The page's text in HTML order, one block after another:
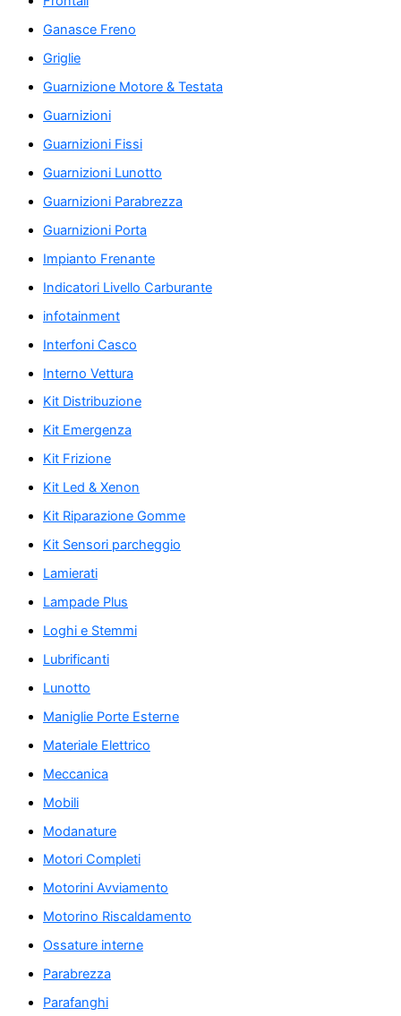
Ganasce Freno
Griglie
Guarnizione Motore & Testata
Guarnizioni
Guarnizioni Fissi
Guarnizioni Lunotto
Guarnizioni Parabrezza
Guarnizioni Porta
Impianto Frenante
Indicatori Livello Carburante
infotainment
Interfoni Casco
Interno Vettura
Kit Distribuzione
Kit Emergenza
Kit Frizione
Kit Led & Xenon
Kit Riparazione Gomme
Kit Sensori parcheggio
Lamierati
Lampade Plus
Loghi e Stemmi
Lubrificanti
Lunotto
Maniglie Porte Esterne
Materiale Elettrico
Meccanica
Mobili
Modanature
Motori Completi
Motorini Avviamento
Motorino Riscaldamento
Ossature interne
Parabrezza
Parafanghi